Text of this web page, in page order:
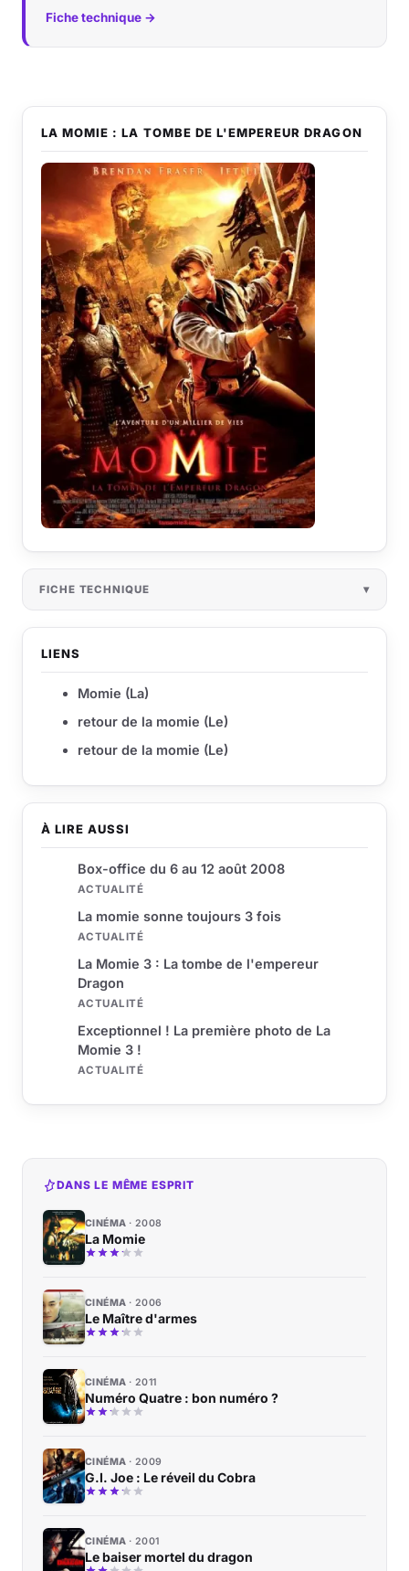
Fiche technique →
À LIRE AUSSI
Box-office du 6 au 12 août 2008
ACTUALITÉ
La momie sonne toujours 3 fois
ACTUALITÉ
La Momie 3 : La tombe de l'empereur
Dragon
ACTUALITÉ
Exceptionnel ! La première photo de La
Momie 3 !
ACTUALITÉ
LA MOMIE : LA TOMBE DE L'EMPEREUR DRAGON
FICHE TECHNIQUE
LIENS
Momie (La)
retour de la momie (Le)
retour de la momie (Le)
DANS LE MÊME ESPRIT
CINÉMA 2008
La Momie
CINÉMA 2006
Le Maître d'armes
CINÉMA 2011
Numéro Quatre : bon numéro ?
CINÉMA 2009
G.I. Joe : Le réveil du Cobra
CINÉMA 2001
Le baiser mortel du dragon